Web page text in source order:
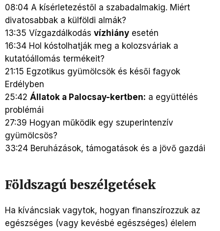
08:04 A kísérletezéstől a szabadalmakig. Miért
divatosabbak a külföldi almák?
13:35 Vízgazdálkodás vízhiány esetén
16:34 Hol kóstolhatják meg a kolozsváriak a
kutatóállomás termékeit?
21:15 Egzotikus gyümölcsök és késői fagyok
Erdélyben
25:42 Állatok a Palocsay-kertben: a együttélés
problémái
27:39 Hogyan működik egy szuperintenzív
gyümölcsös?
33:24 Beruházások, támogatások és a jövő gazdái
Földszagú beszélgetések
Ha kíváncsiak vagytok, hogyan finanszírozzuk az
egészséges (vagy kevésbé egészséges) élelem